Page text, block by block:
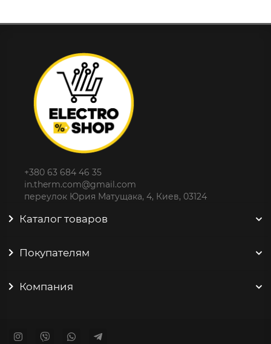
+380 63 684 46 35
in.therm.com@gmail.com
переулок Юрия Матущака, 4, Киев, 03124
Каталог товаров
Покупателям
Компания